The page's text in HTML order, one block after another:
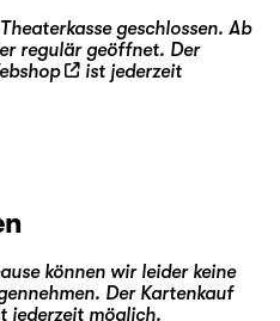
geschlossen. Ab
regulär geöffnet. Der
ist jederzeit
können wir leider keine
Der Kartenkauf
jederzeit möglich.